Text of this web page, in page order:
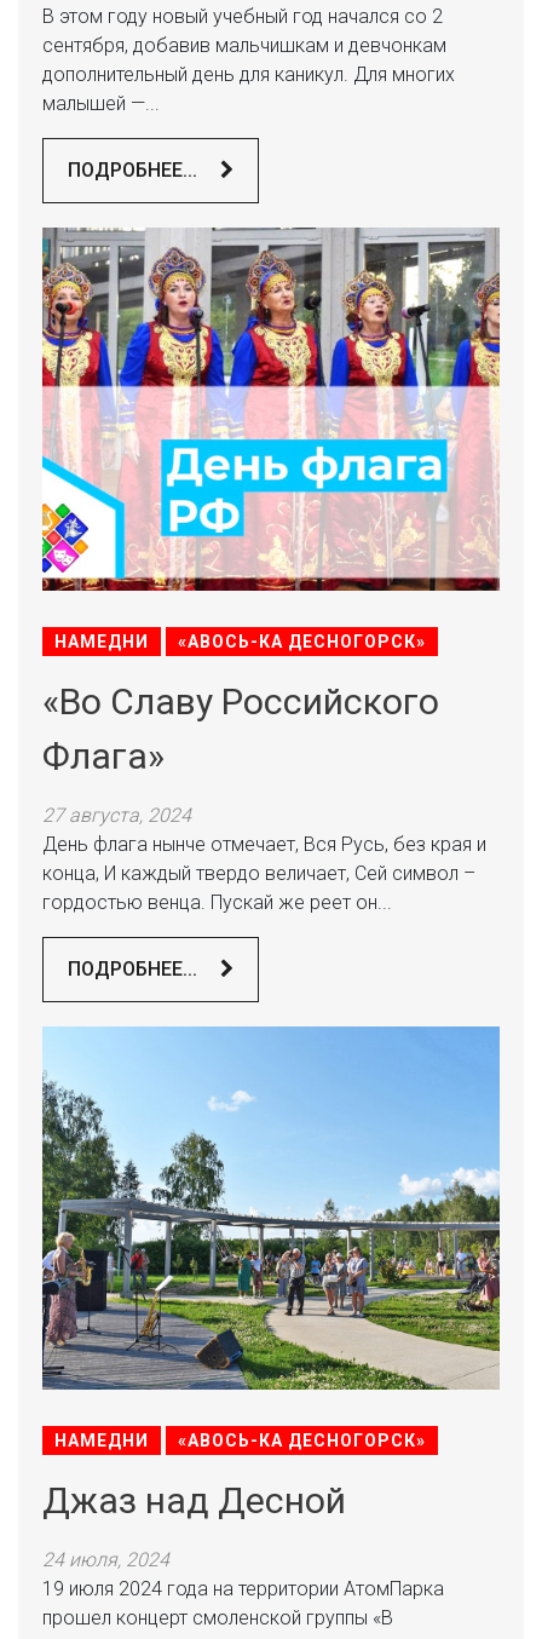
В этом году новый учебный год начался со 2
сентября, добавив мальчишкам и девчонкам
дополнительный день для каникул. Для многих
малышей —...
ПОДРОБНЕЕ...
НАМЕДНИ «АВОСЬ-КА ДЕСНОГОРСК»
«Во Славу Российского
Флага»
27 августа, 2024
День флага нынче отмечает, Вся Русь, без края и
конца, И каждый твердо величает, Сей символ –
гордостью венца. Пускай же реет он...
ПОДРОБНЕЕ...
НАМЕДНИ «АВОСЬ-КА ДЕСНОГОРСК»
Джаз над Десной
24 июля, 2024
19 июля 2024 года на территории АтомПарка
прошел концерт смоленской группы «В